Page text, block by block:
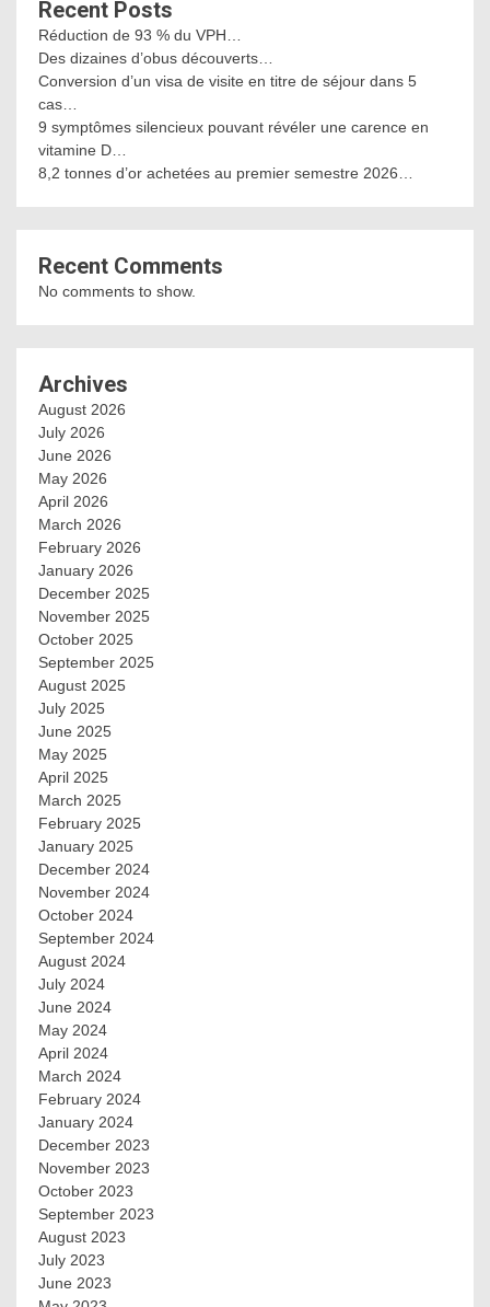
Recent Posts
Réduction de 93 % du VPH…
Des dizaines d’obus découverts…
Conversion d’un visa de visite en titre de séjour dans 5
cas…
9 symptômes silencieux pouvant révéler une carence en
vitamine D…
8,2 tonnes d’or achetées au premier semestre 2026…
Recent Comments
No comments to show.
Archives
August 2026
July 2026
June 2026
May 2026
April 2026
March 2026
February 2026
January 2026
December 2025
November 2025
October 2025
September 2025
August 2025
July 2025
June 2025
May 2025
April 2025
March 2025
February 2025
January 2025
December 2024
November 2024
October 2024
September 2024
August 2024
July 2024
June 2024
May 2024
April 2024
March 2024
February 2024
January 2024
December 2023
November 2023
October 2023
September 2023
August 2023
July 2023
June 2023